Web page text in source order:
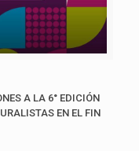
A LA 6° EDICIÓN
EN EL FIN